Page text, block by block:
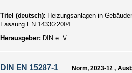
Titel (deutsch): Heizungsanlagen in
Fassung EN 14336:2004
Herausgeber: DIN e. V.
DIN EN 15287-1 Norm, 2023-12 ,